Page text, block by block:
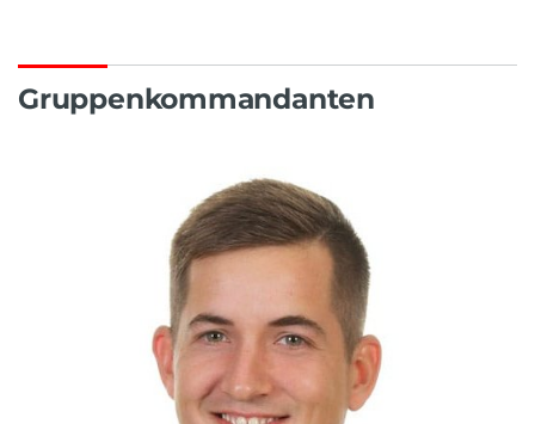
Gruppenkommandanten